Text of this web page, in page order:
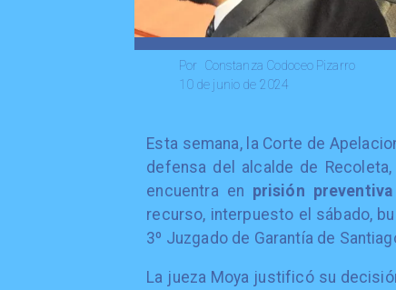
Constanza Codoceo Pizarro
Por
10 de junio de 2024
Esta semana, la Corte de
defensa del alcalde de
encuentra en prisión preventiva
recurso, interpuesto el sábado,
3º Juzgado de Garantía de
La jueza Moya justificó su